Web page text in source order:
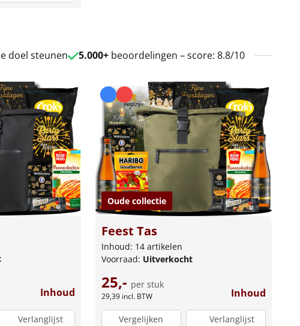
Inhoud
Verlanglijst
Oude collectie
Feest Tas
Inhoud: 14 artikelen
Voorraad: Uitverkocht
25,- per stuk
29,39 incl. BTW Inhoud
Vergelijken Verlanglijst
doel steunen 5.000+beoordelingen – score: 8.8/10